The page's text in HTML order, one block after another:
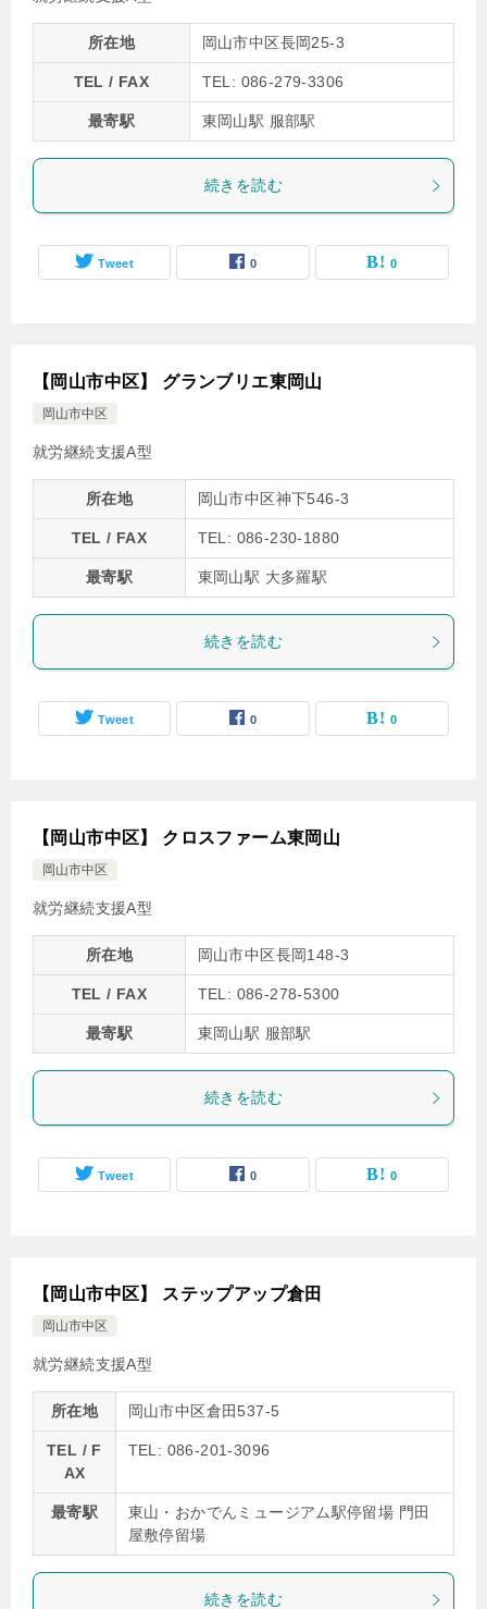
所在地 岡山市中区長岡25-3
TEL / FAX TEL: 086-279-3306
最寄駅 東岡山駅 服部駅
続きを読む
Tweet 0 0
【岡山市中区】 グランブリエ東岡山
岡山市中区
就労継続支援A型
所在地 岡山市中区神下546-3
TEL / FAX TEL: 086-230-1880
最寄駅 東岡山駅 大多羅駅
続きを読む
Tweet 0 0
【岡山市中区】 クロスファーム東岡山
岡山市中区
就労継続支援A型
所在地 岡山市中区長岡148-3
TEL / FAX TEL: 086-278-5300
最寄駅 東岡山駅 服部駅
続きを読む
Tweet 0 0
【岡山市中区】 ステップアップ倉田
岡山市中区
就労継続支援A型
所在地 岡山市中区倉田537-5
TEL / F
AX
TEL: 086-201-3096
最寄駅
東山・おかでんミュージアム駅停留場 門田
屋敷停留場
続きを読む